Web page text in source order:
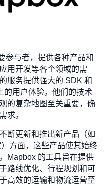
参与者，提供各种产品和
用开发等各个领域的需
服务提供强大的 SDK 和
的用户体验。他们的技术
的复杂地图至关重要，确
求。
断更新和推出新产品（如
方面，这些产品使其始终
Mapbox 的工具旨在提供
路线优化、行程规划和可
高效的运输和物流运营至